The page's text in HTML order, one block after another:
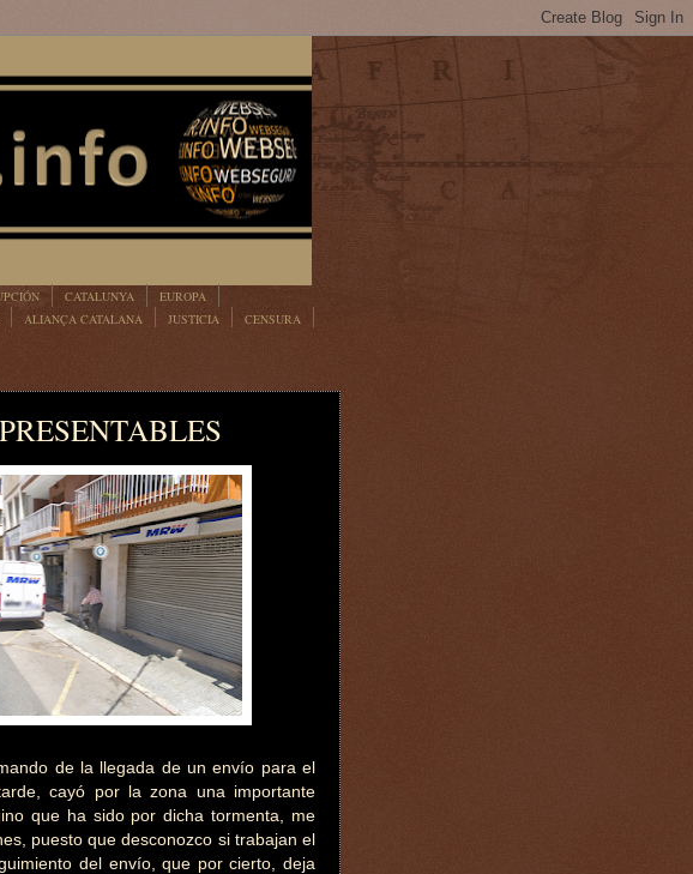
CATALUNYA
EUROPA
ALIANÇA CATALANA JUSTICIA
CENSURA
de la llegada de un envío para el
cayó por la zona una importante
que ha sido por dicha tormenta, me
puesto que desconozco si trabajan el
del envío, que por cierto, deja